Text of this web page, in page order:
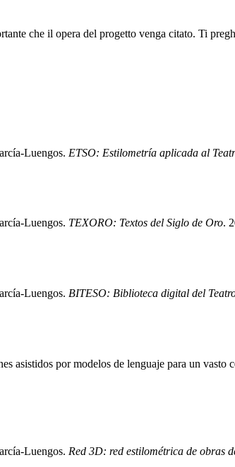
che il opera del progetto venga citato. Ti
Luengos. ETSO: Estilometría aplicada al
Luengos. TEXORO: Textos del Siglo de Oro.
Luengos. BITESO: Biblioteca digital del
asistidos por modelos de lenguaje para un
Luengos. Red 3D: red estilométrica de obras